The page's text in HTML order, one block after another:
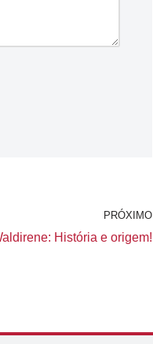
PRÓXIMO
História e origem!